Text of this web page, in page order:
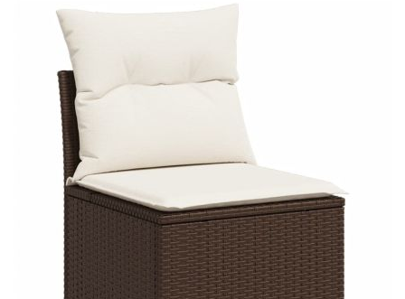
Кремавобял
Материал:
EAN code:
Височина на седалката от
Височина на подлакътника от
Размери на седалката:
Размери на възглавницата за
облягане:
55 x 45 x 13 см (Д х Ш x Деб)
Максимален капацитет на
натоварване (на място):
110 кг
Размери на възглавницата на
седалката:
55 x 55 x 3 см (Ш x Д x Деб)
Материал на покритието:
Плат (100% полиестер)
Материал за пълнеж на
възглавницата за сядане:
Дунапрен